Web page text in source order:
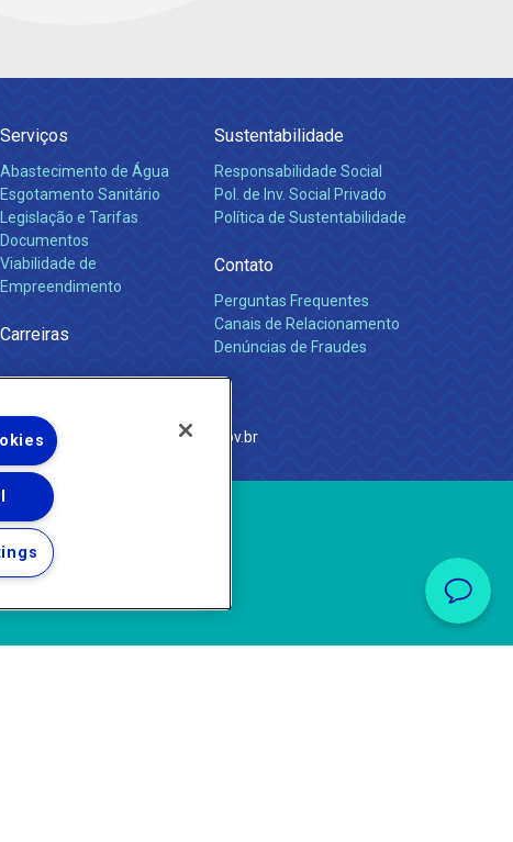
Serviços
Abastecimento de Água
Esgotamento Sanitário
Legislação e Tarifas
Documentos
Viabilidade de
Empreendimento
Carreiras
Sustentabilidade
Responsabilidade Social
Pol. de Inv. Social Privado
Política de Sustentabilidade
Contato
Perguntas Frequentes
Canais de Relacionamento
Denúncias de Fraudes
de Janeiro
http://www.agenersa.rj.gov.br